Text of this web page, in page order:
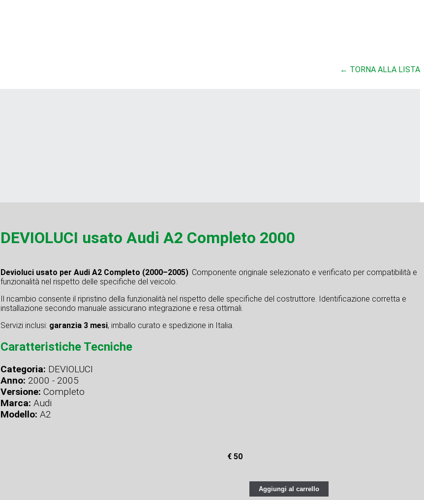
← TORNA ALLA LISTA
DEVIOLUCI usato Audi A2 Completo 2000
Devioluci usato per Audi A2 Completo (2000–2005). Componente originale selezionato e verificato per compatibilità e
funzionalità nel rispetto delle specifiche del veicolo.
Il ricambio consente il ripristino della funzionalità nel rispetto delle specifiche del costruttore. Identificazione corretta e
installazione secondo manuale assicurano integrazione e resa ottimali.
Servizi inclusi: garanzia 3 mesi, imballo curato e spedizione in Italia.
Caratteristiche Tecniche
Categoria: DEVIOLUCI
Anno: 2000 - 2005
Versione: Completo
Marca: Audi
Modello: A2
€ 50
Aggiungi al carrello